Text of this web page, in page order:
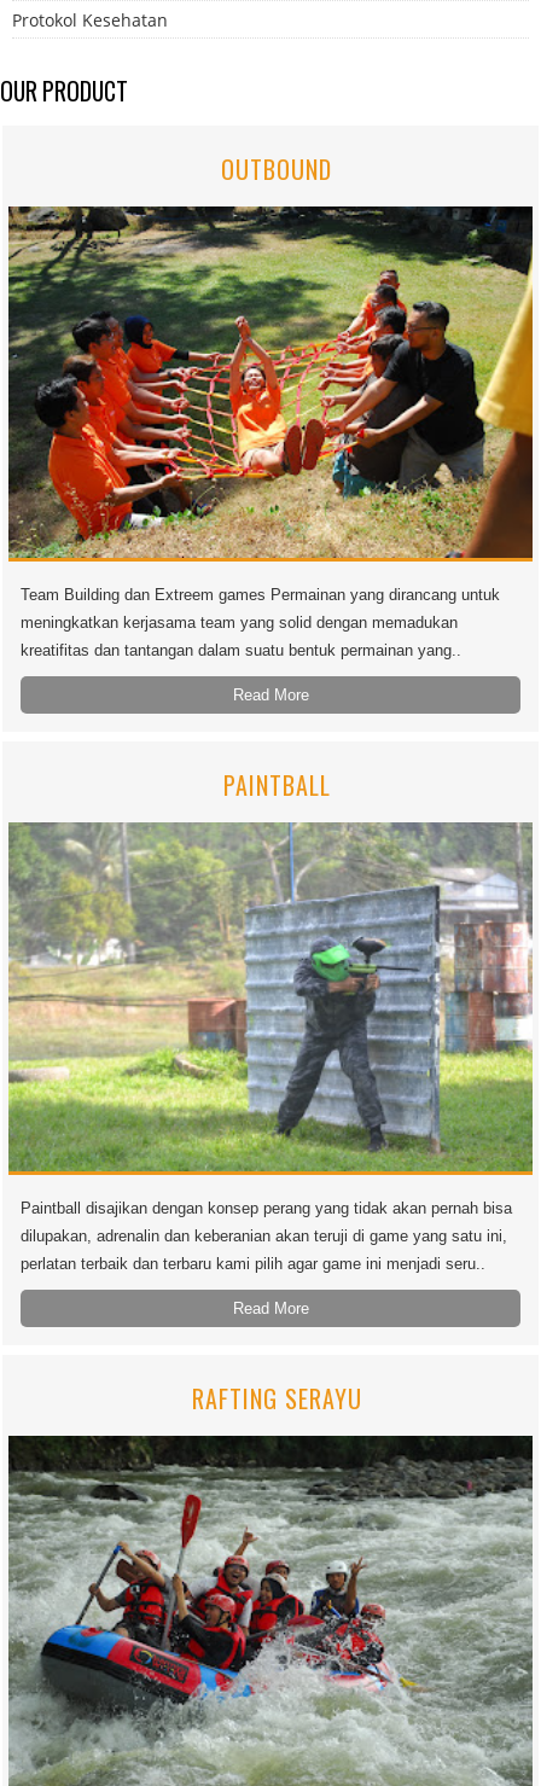
Protokol Kesehatan
OUR PRODUCT
OUTBOUND
Team Building dan Extreem games Permainan yang dirancang untuk
meningkatkan kerjasama team yang solid dengan memadukan
kreatifitas dan tantangan dalam suatu bentuk permainan yang..
Read More
PAINTBALL
Paintball disajikan dengan konsep perang yang tidak akan pernah bisa
dilupakan, adrenalin dan keberanian akan teruji di game yang satu ini,
perlatan terbaik dan terbaru kami pilih agar game ini menjadi seru..
Read More
RAFTING SERAYU